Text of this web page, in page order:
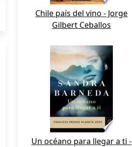
Chile país del vino - Jorge
Gilbert Ceballos
Un océano para llegar a ti -